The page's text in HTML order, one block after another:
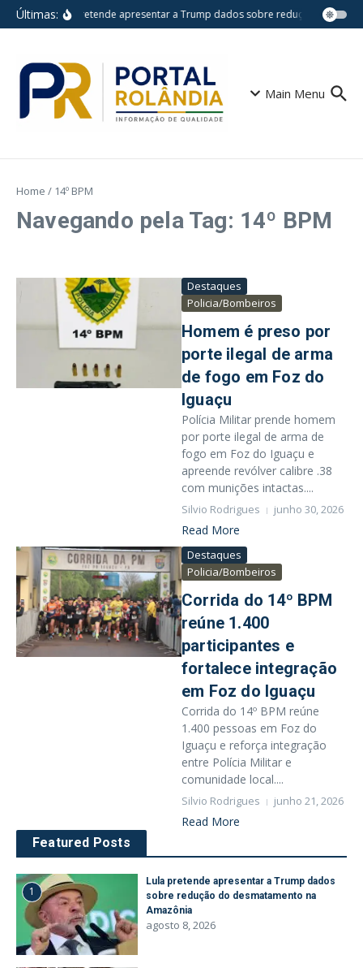
Ir para o conteúdo
Últimas:Lula pretende apresentar a Trump dados sobre redução do
Main Menu
Home / 14º BPM
Navegando pela Tag: 14º BPM
Destaques
Policia/Bombeiros
Homem é preso por
porte ilegal de arma
de fogo em Foz do
Iguaçu
Polícia Militar prende homem
por porte ilegal de arma de
fogo em Foz do Iguaçu e
apreende revólver calibre .38
com munições intactas....
Silvio Rodrigues junho 30, 2026
Read More
Destaques
Policia/Bombeiros
Corrida do 14º BPM
reúne 1.400
participantes e
fortalece integração
em Foz do Iguaçu
Corrida do 14º BPM reúne
1.400 pessoas em Foz do
Iguaçu e reforça integração
entre Polícia Militar e
comunidade local....
Silvio Rodrigues junho 21, 2026
Read More
Featured Posts
1
Lula pretende apresentar a Trump dados
sobre redução do desmatamento na
Amazônia
agosto 8, 2026